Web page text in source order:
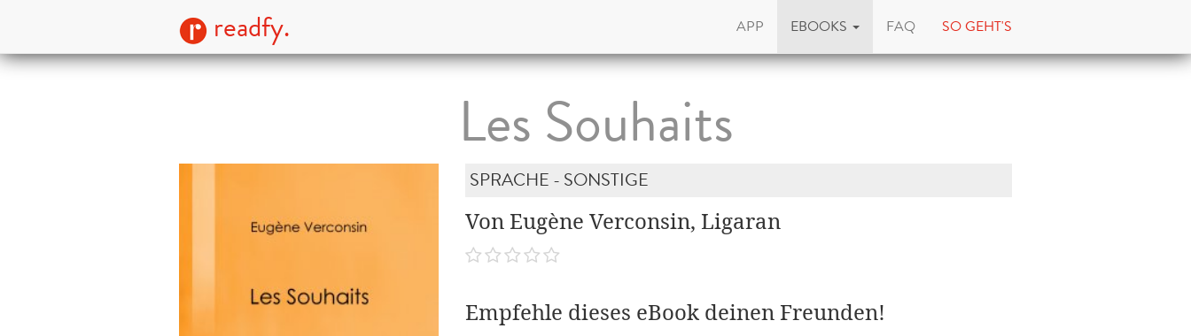
readfy. APP EBOOKS FAQ SO GEHT'S
Les Souhaits
SPRACHE - SONSTIGE
Von Eugène Verconsin, Ligaran
Empfehle dieses eBook deinen Freunden!